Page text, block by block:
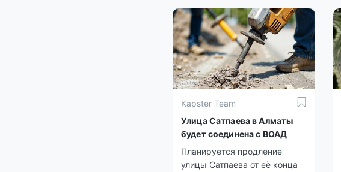
Kapster Team
Улица Сатпаева в Алматы
будет соединена с ВОАД
Планируется продление
улицы Сатпаева от её конца